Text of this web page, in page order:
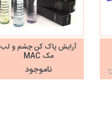
آرایش پاک کن چشم و لب
مک MAC
ناموجود